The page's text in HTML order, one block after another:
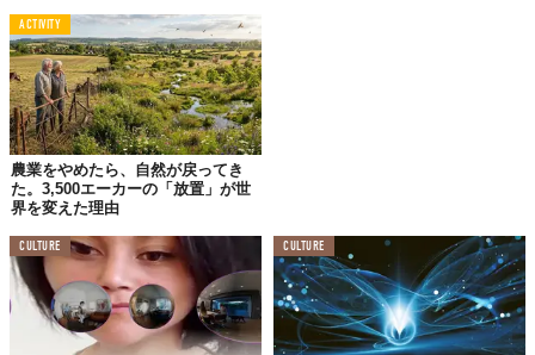
予測の信頼性を高める確率校正
AIが出す「確率」がどの程度現実に即しているかを示すのが確率
校正です。この研究では、モデルが提示するリスク確率が、現実
の事故発生率とどれだけ一致しているかを厳密に検証し、現場の
意思決定に使える信頼性の高い確率算出を実現しました。
「ブラックボックス」を解明するSHAP分析
AIがなぜその結果を導き出したのか。SHAPという手法を用いて、
速度制限、道路の種類、照明条件などがどのようにKSIリスクに寄
与しているかを可視化しました。これにより、AIが予測の根拠を
提示できる「説明可能なAI」としての実用性を高めています。
ACTIVITY
農業をやめたら、自然が戻ってき
た。3,500エーカーの「放置」が世
界を変えた理由
CULTURE CULTURE